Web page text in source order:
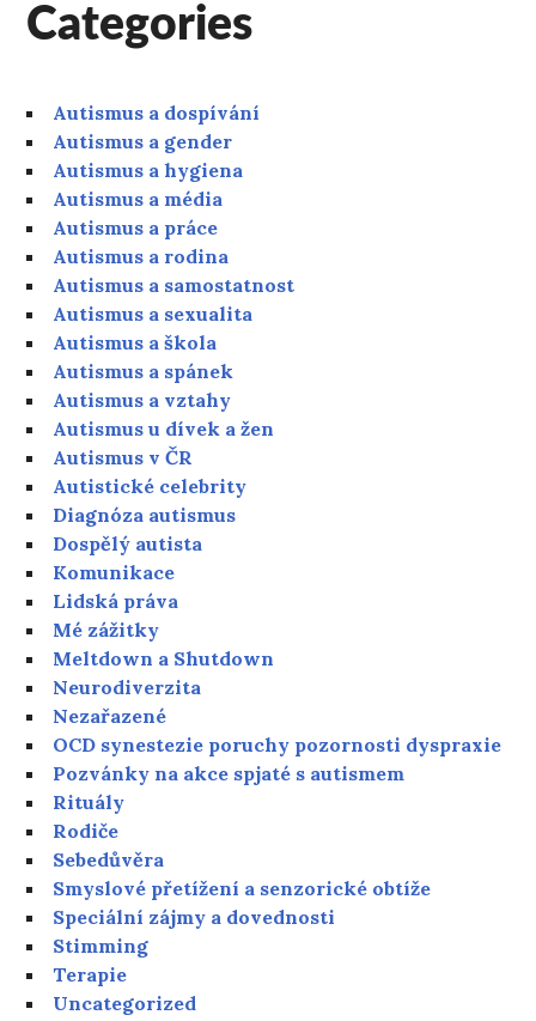
Categories
Autismus a dospívání
Autismus a gender
Autismus a hygiena
Autismus a média
Autismus a práce
Autismus a rodina
Autismus a samostatnost
Autismus a sexualita
Autismus a škola
Autismus a spánek
Autismus a vztahy
Autismus u dívek a žen
Autismus v ČR
Autistické celebrity
Diagnóza autismus
Dospělý autista
Komunikace
Lidská práva
Mé zážitky
Meltdown a Shutdown
Neurodiverzita
Nezařazené
OCD synestezie poruchy pozornosti dyspraxie
Pozvánky na akce spjaté s autismem
Rituály
Rodiče
Sebedůvěra
Smyslové přetížení a senzorické obtíže
Speciální zájmy a dovednosti
Stimming
Terapie
Uncategorized